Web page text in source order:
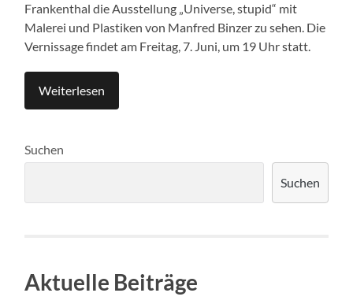
Frankenthal die Ausstellung „Universe, stupid“ mit
Malerei und Plastiken von Manfred Binzer zu sehen. Die
Vernissage findet am Freitag, 7. Juni, um 19 Uhr statt.
Weiterlesen
Suchen
Suchen
Aktuelle Beiträge